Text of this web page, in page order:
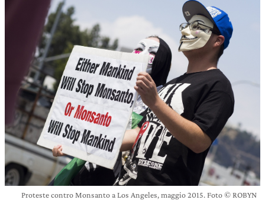
Proteste contro Monsanto a Los Angeles, maggio 2015. Foto © ROBYN